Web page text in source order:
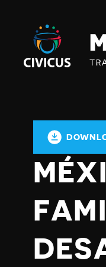
Civicus
Monitor